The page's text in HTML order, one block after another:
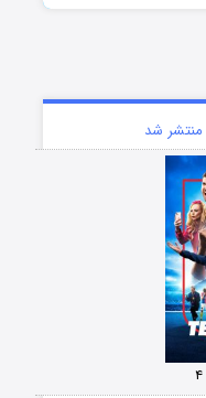
منتشر شد